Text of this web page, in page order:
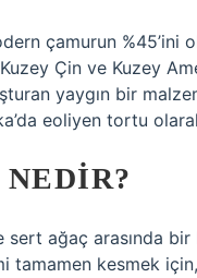
çamurun %45’ini
Çin ve Kuzey
yaygın bir
eoliyen tortu
sert ağaç arasında
tamamen kesmek